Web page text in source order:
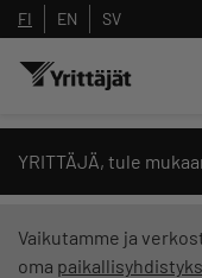
FI EN SV
YRITTÄJÄ, tule
Vaikutamme ja
oma
Hae
Yrittäjien